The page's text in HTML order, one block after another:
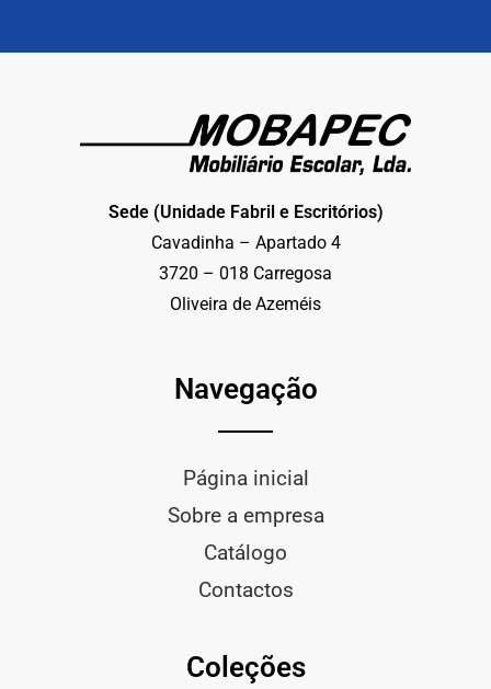
Sede (Unidade Fabril e Escritórios)
Cavadinha – Apartado 4
3720 – 018 Carregosa
Oliveira de Azeméis
Navegação
Página inicial
Sobre a empresa
Catálogo
Contactos
Coleções